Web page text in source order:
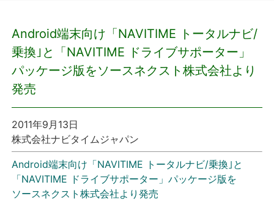
プレスリリース
サービス
個人向けサービス
Android端末向け「NAVITIME トータルナビ/
乗換｣と「NAVITIME ドライブサポーター」
パッケージ版をソースネクスト株式会社より
発売
2011年9月13日
株式会社ナビタイムジャパン
Android端末向け「NAVITIME トータルナビ/乗換｣と
「NAVITIME ドライブサポーター」パッケージ版を
ソースネクスト株式会社より発売